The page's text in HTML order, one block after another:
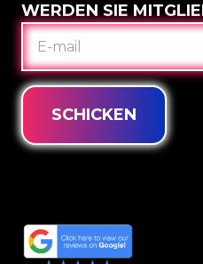
WERDEN SIE
E-
MAIL
SCHICKEN